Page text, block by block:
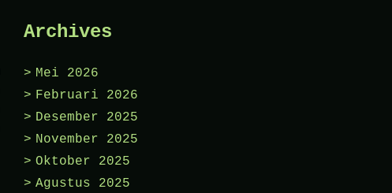
Archives
Mei 2026
Februari 2026
Desember 2025
November 2025
Oktober 2025
Agustus 2025